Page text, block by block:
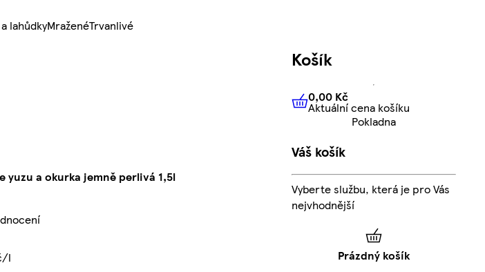
lahůdkyMraženéTrvanlivé
yuzu a okurka jemně perlivá 1,5l
l
Košík
0,00 KčAktuální cena košíku
0,00 Kč
Aktuální cena košíku
Pokladna
Váš košík
Vyberte službu, která je pro Vás
nejvhodnější
Prázdný košík